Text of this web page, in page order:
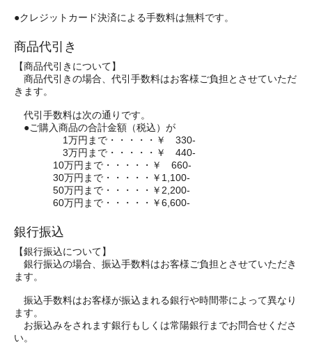
●クレジットカード決済による手数料は無料です。
商品代引き
【商品代引きについて】
商品代引きの場合、代引手数料はお客様ご負担とさせていただ
きます。
代引手数料は次の通りです。
●ご購入商品の合計金額（税込）が
1万円まで・・・・・￥ 330-
3万円まで・・・・・￥ 440-
10万円まで・・・・・￥ 660-
30万円まで・・・・・￥1,100-
50万円まで・・・・・￥2,200-
60万円まで・・・・・￥6,600-
銀行振込
【銀行振込について】
銀行振込の場合、振込手数料はお客様ご負担とさせていただき
ます。
振込手数料はお客様が振込まれる銀行や時間帯によって異なり
ます。
お振込みをされます銀行もしくは常陽銀行までお問合せくださ
い。